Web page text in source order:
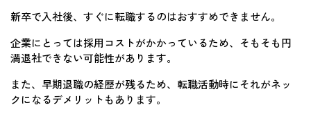
新卒で入社後、すぐに転職するのはおすすめできません。
企業にとっては採用コストがかかっているため、そもそも円
満退社できない可能性があります。
また、早期退職の経歴が残るため、転職活動時にそれがネッ
クになるデメリットもあります。